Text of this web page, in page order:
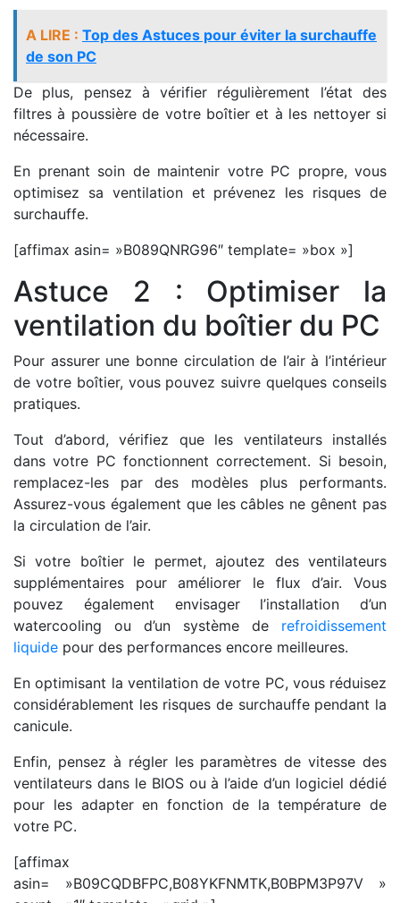
A LIRE : Top des Astuces pour éviter la surchauffe
de son PC
De plus, pensez à vérifier régulièrement l’état des
filtres à poussière de votre boîtier et à les nettoyer si
nécessaire.
En prenant soin de maintenir votre PC propre, vous
optimisez sa ventilation et prévenez les risques de
surchauffe.
[affimax asin= »B089QNRG96″ template= »box »]
Astuce 2 : Optimiser la
ventilation du boîtier du PC
Pour assurer une bonne circulation de l’air à l’intérieur
de votre boîtier, vous pouvez suivre quelques conseils
pratiques.
Tout d’abord, vérifiez que les ventilateurs installés
dans votre PC fonctionnent correctement. Si besoin,
remplacez-les par des modèles plus performants.
Assurez-vous également que les câbles ne gênent pas
la circulation de l’air.
Si votre boîtier le permet, ajoutez des ventilateurs
supplémentaires pour améliorer le flux d’air. Vous
pouvez également envisager l’installation d’un
watercooling ou d’un système de refroidissement
liquide pour des performances encore meilleures.
En optimisant la ventilation de votre PC, vous réduisez
considérablement les risques de surchauffe pendant la
canicule.
Enfin, pensez à régler les paramètres de vitesse des
ventilateurs dans le BIOS ou à l’aide d’un logiciel dédié
pour les adapter en fonction de la température de
votre PC.
[affimax
asin= »B09CQDBFPC,B08YKFNMTK,B0BPM3P97V »